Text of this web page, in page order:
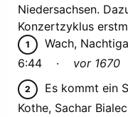
Niedersachsen.
Konzertzyklus
Wach,
6:44 · vor 1670
Es kommt ein
Kothe, Sachar